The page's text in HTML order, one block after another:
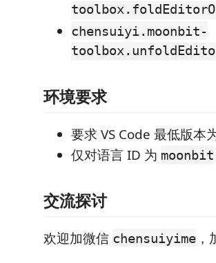
chensuiyi.moonbit-
环境要求
要求 VS Code 最低版本
仅对语言 ID 为 moonbit
交流探讨
欢迎加微信 chensuiyime